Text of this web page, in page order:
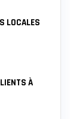
LOCALES
À